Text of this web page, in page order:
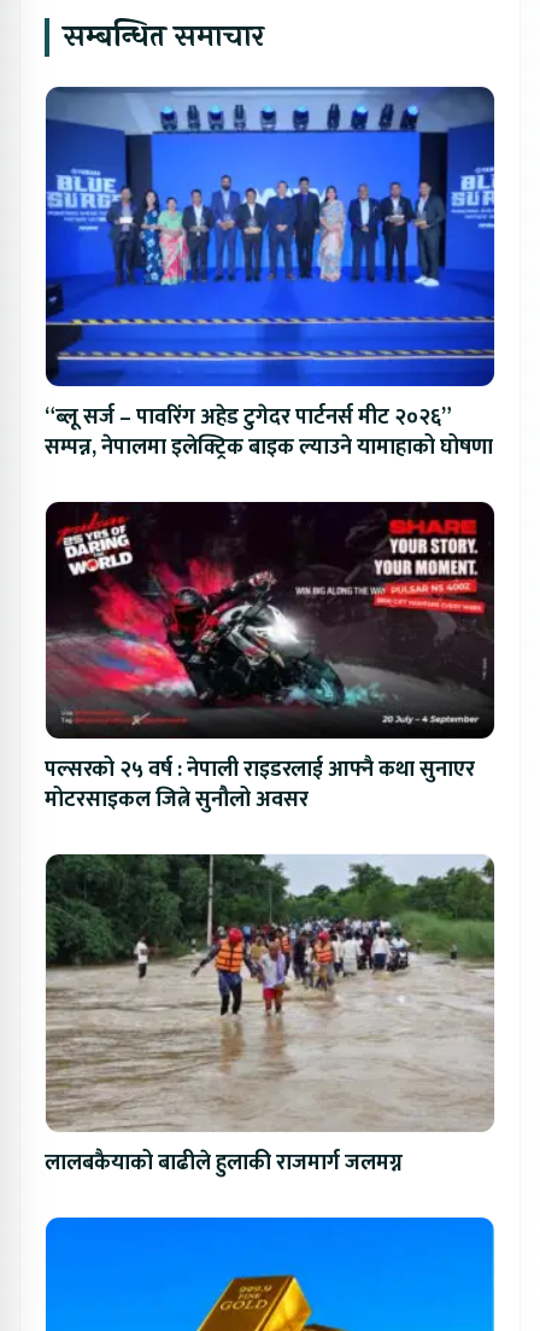
सम्बन्धित समाचार
“ब्लू सर्ज – पावरिंग अहेड टुगेदर पार्टनर्स मीट २०२६”
सम्पन्न, नेपालमा इलेक्ट्रिक बाइक ल्याउने यामाहाको घोषणा
पल्सरको २५ वर्ष : नेपाली राइडरलाई आफ्नै कथा सुनाएर
मोटरसाइकल जित्ने सुनौलो अवसर
लालबकैयाको बाढीले हुलाकी राजमार्ग जलमग्न